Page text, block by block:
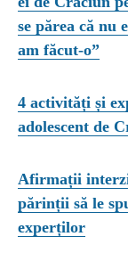
se părea că nu
am făcut-o”
4 activități și
adolescent de
Afirmații
părinții să le
experților